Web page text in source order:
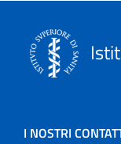
I NOSTRI